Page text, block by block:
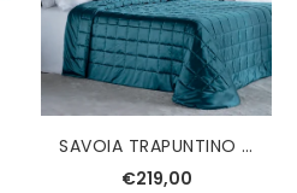
SAVOIA TRAPUNTINO MATRIMONIALE REEVER
€219,00